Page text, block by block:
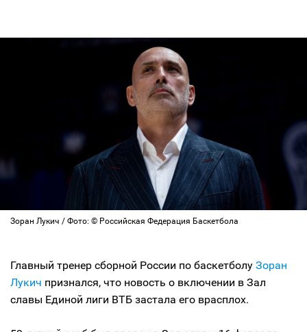
Зоран Лукич / Фото: © Российская Федерация Баскетбола
Главный тренер сборной России по баскетболу Зоран
Лукич признался, что новость о включении в Зал
славы Единой лиги ВТБ застала его врасплох.